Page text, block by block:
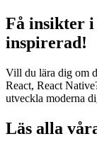
Få insikter
inspirerad!
Vill du lära dig om
React, React
utveckla moderna
Läs alla